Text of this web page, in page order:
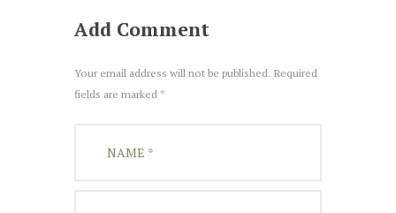
Add Comment
Your email address will not be published. Required
fields are marked *